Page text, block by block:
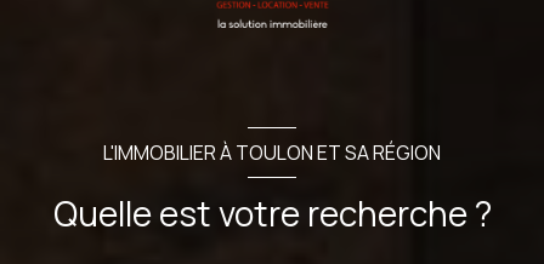
L'IMMOBILIER À TOULON ET SA RÉGION
Quelle est votre recherche ?